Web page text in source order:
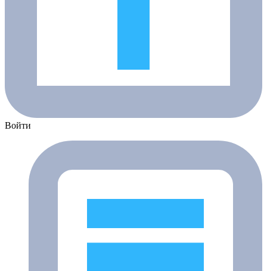
Войти